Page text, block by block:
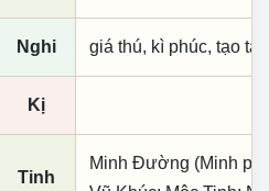
Nghi giá thú, kì phúc, tạo
Kị
Tinh
Minh Đường (Minh